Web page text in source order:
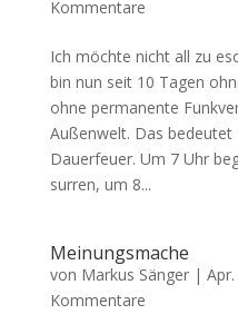
Kommentare
Ich möchte nicht all zu
bin nun seit 10 Tagen
ohne permanente
Außenwelt. Das
Dauerfeuer. Um 7 Uhr
surren, um 8...
Meinungsmache
von Markus Sänger|
Kommentare